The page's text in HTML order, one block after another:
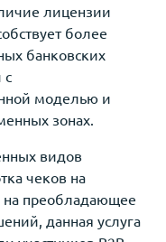
лицензии
более
банковских
с
моделью и
зонах.
видов
чеков на
на преобладающее
данная услуга